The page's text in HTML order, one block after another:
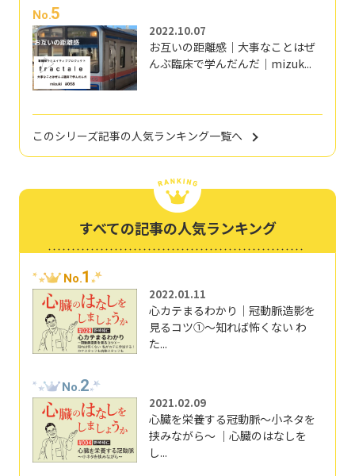
No.5
2022.10.07
お互いの距離感｜大事なことはぜ
んぶ臨床で学んだんだ｜mizuk...
このシリーズ記事の人気ランキング一覧へ
すべての記事の人気ランキング
No.1
2022.01.11
心カテまるわかり｜冠動脈造影を
見るコツ①～知れば怖くない わ
た...
No.2
2021.02.09
心臓を栄養する冠動脈～小ネタを
挟みながら～ ｜心臓のはなしを
し...